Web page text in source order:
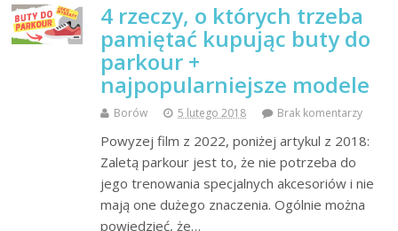
4 rzeczy, o których trzeba
pamiętać kupując buty do
parkour +
najpopularniejsze modele
Borów 5 lutego 2018 Brak komentarzy
Powyzej film z 2022, poniżej artykul z 2018:
Zaletą parkour jest to, że nie potrzeba do
jego trenowania specjalnych akcesoriów i nie
mają one dużego znaczenia. Ogólnie można
powiedzieć, że…